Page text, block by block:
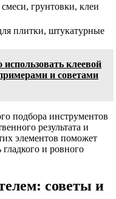
грунтовки, клеи
плитки, штукатурные
клеевой
и советами
подбора инструментов
результата и
элементов поможет
и ровного
советы и